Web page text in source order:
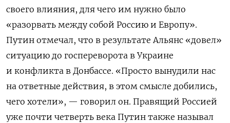
своего влияния, для чего им нужно было
«разорвать между собой Россию и Европу».
Путин отмечал, что в результате Альянс «довел»
ситуацию до госпереворота в Украине
и конфликта в Донбассе. «Просто вынудили нас
на ответные действия, в этом смысле добились,
чего хотели», — говорил он. Правящий Россией
уже почти четверть века Путин также называл